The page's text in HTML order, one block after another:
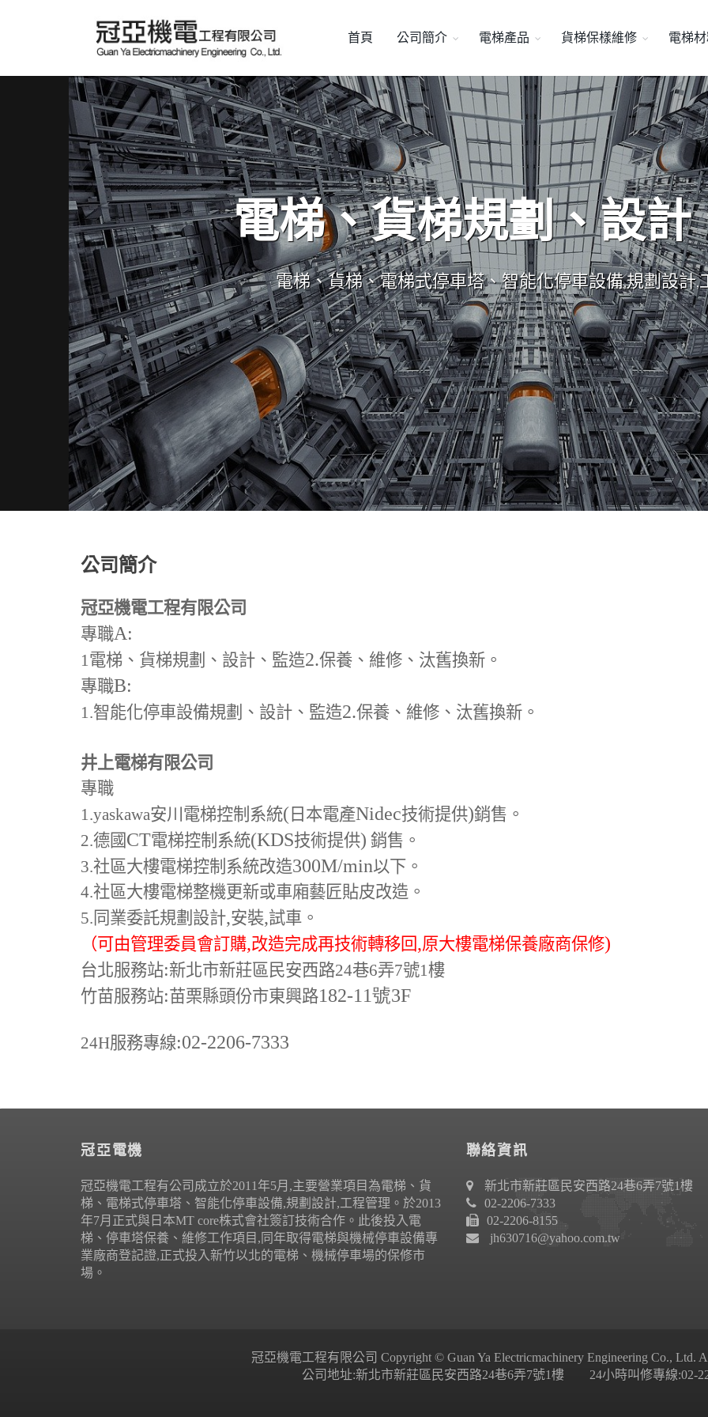
首頁 公司簡介 電梯產品 貨梯保樣維修 電梯
電梯、貨梯規劃、設計
電梯、貨梯、電梯式停車塔、智能化停車設備,規劃設計,
公司簡介
冠亞機電工程有限公司
專職A:
1電梯、貨梯規劃、設計、監造2.保養、維修、汰舊換新。
專職B:
1.智能化停車設備規劃、設計、監造2.保養、維修、汰舊換新。
井上電梯有限公司
專職
1.yaskawa安川電梯控制系統( 日本電產Nidec技術提供)銷售。
2.德國 CT電梯控制系統(KDS技術提供) 銷售。
3.社區大樓電梯控制系統改造300M/min以下。
4.社區大樓電梯整機更新或車廂藝匠貼皮改造。
5. 同業委託規劃設計,安裝,試車。
（可由管理委員會訂購,改造完成再技術轉移回,原大樓電梯保養廠商保修)
台北服務站:新北市新莊區民安西路24巷6弄7號1樓
竹苗服務站:苗栗縣頭份市東興路182-11號3F
24H服務專線:02-2206-7333
冠亞電機
冠亞機電工程有公司成立於2011年5月,主要營業項目為電梯、貨
梯、電梯式停車塔、智能化停車設備,規劃設計,工程管理。於2013
年7月正式與日本MT core株式會社簽訂技術合作。此後投入電
梯、停車塔保養、維修工作項目,同年取得電梯與機械停車設備專
業廠商登記證,正式投入新竹以北的電梯、機械停車場的保修市
場。
聯絡資訊
新北市新莊區民安西路24巷6弄7號1樓
02-2206-7333
02-2206-8155
jh630716@yahoo.com.tw
冠亞機電工程有限公司 Copyright © Guan Ya Electricmachinery Engineering Co., Ltd.
公司地址:新北市新莊區民安西路24巷6弄7號1樓 24小時叫修專線:02-